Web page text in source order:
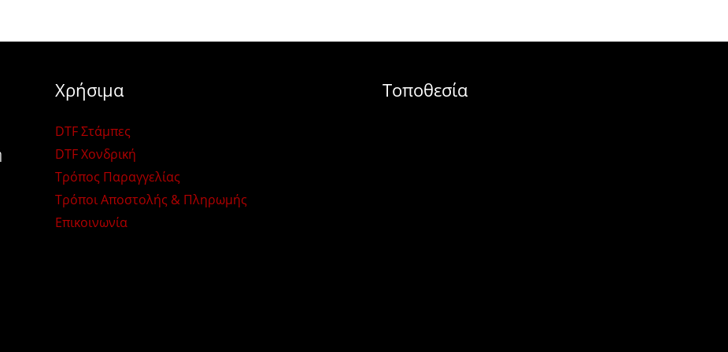
Χρήσιμα
DTF Στάμπες
DTF Χονδρική
Τρόπος Παραγγελίας
Τρόποι Αποστολής & Πληρωμής
Επικοινωνία
Τοποθεσία